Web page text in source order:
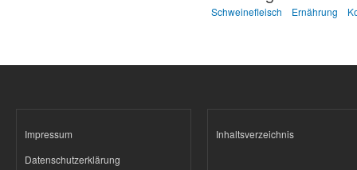
Schweinefleisch Ernährung
Impressum
Datenschutzerklärung
Inhaltsverzeichnis